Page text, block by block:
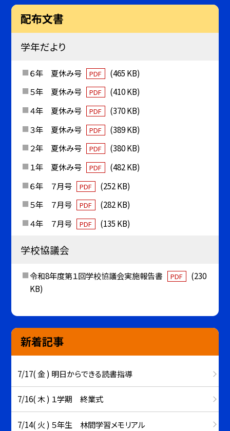
配布文書
学年だより
６年 夏休み号 PDF
(465 KB)
５年 夏休み号
PDF
(410 KB)
４年 夏休み号
PDF
(370 KB)
３年 夏休み号
PDF
(389 KB)
２年 夏休み号
PDF
(380 KB)
１年 夏休み号
PDF
(482 KB)
６年 ７月号
PDF
(252 KB)
５年 ７月号
PDF
(282 KB)
４年 ７月号
PDF (135 KB)
学校協議会
令和8年度第１回学校協議会実施報告書 PDF
(230
KB)
新着記事
7/17( 金 ) 明日からできる読書指導
7/16( 木 ) １学期 終業式
7/14( 火 ) ５年生 林間学習メモリアル